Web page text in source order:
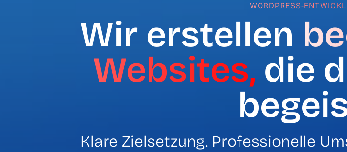
WORDPRESS-
Wir erstellen
Websites, die
Klare Zielsetzung. Professionelle